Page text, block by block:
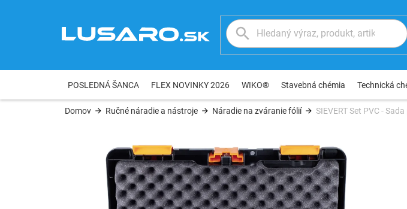
POSLEDNÁ ŠANCA FLEX NOVINKY 2026 WIKO® Stavebná chémia Technická
Domov Ručné náradie a nástroje Náradie na zváranie fólií SIEVERT Set PVC -